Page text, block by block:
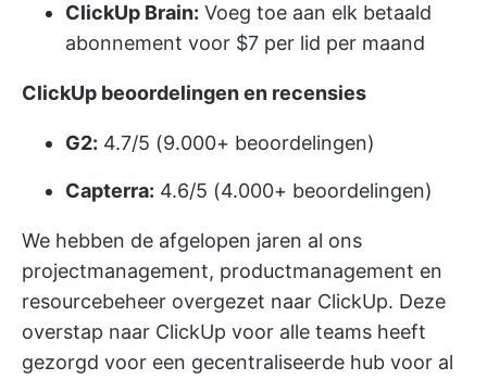
ClickUp Brain: Voeg toe aan elk betaald
abonnement voor $7 per lid per maand
ClickUp beoordelingen en recensies
G2: 4.7/5 (9.000+ beoordelingen)
Capterra: 4.6/5 (4.000+ beoordelingen)
We hebben de afgelopen jaren al ons
projectmanagement, productmanagement en
resourcebeheer overgezet naar ClickUp. Deze
overstap naar ClickUp voor alle teams heeft
gezorgd voor een gecentraliseerde hub voor al